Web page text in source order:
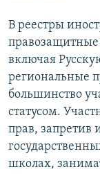
В реестры
включая
региональные
большинство
статусом.
прав, запретив
школах,